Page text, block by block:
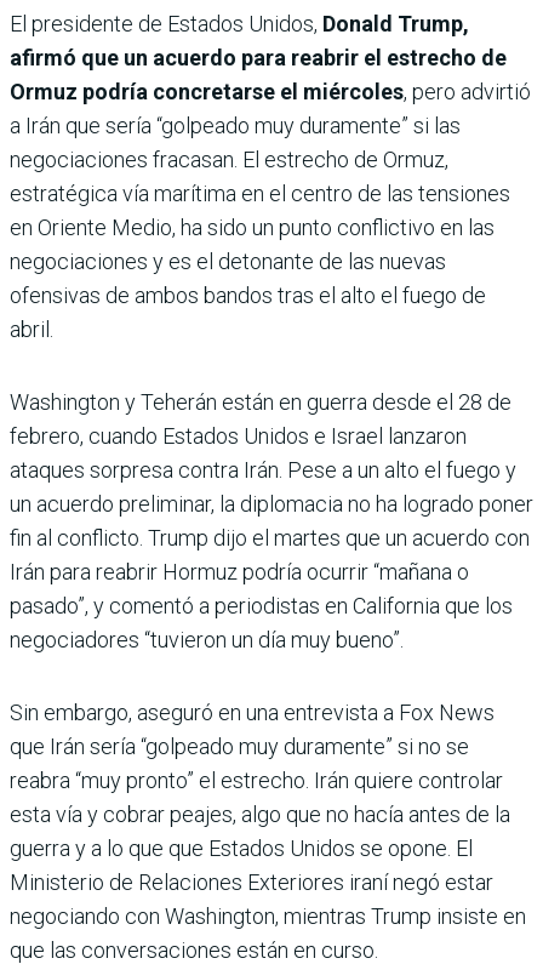
El presidente de Estados Unidos, Donald Trump,
afirmó que un acuerdo para reabrir el estrecho de
Ormuz podría concretarse el miércoles, pero advirtió
a Irán que sería “golpeado muy duramente” si las
negociaciones fracasan. El estrecho de Ormuz,
estratégica vía marítima en el centro de las tensiones
en Oriente Medio, ha sido un punto conflictivo en las
negociaciones y es el detonante de las nuevas
ofensivas de ambos bandos tras el alto el fuego de
abril.
Washington y Teherán están en guerra desde el 28 de
febrero, cuando Estados Unidos e Israel lanzaron
ataques sorpresa contra Irán. Pese a un alto el fuego y
un acuerdo preliminar, la diplomacia no ha logrado poner
fin al conflicto. Trump dijo el martes que un acuerdo con
Irán para reabrir Hormuz podría ocurrir “mañana o
pasado”, y comentó a periodistas en California que los
negociadores “tuvieron un día muy bueno”.
Sin embargo, aseguró en una entrevista a Fox News
que Irán sería “golpeado muy duramente” si no se
reabra “muy pronto” el estrecho. Irán quiere controlar
esta vía y cobrar peajes, algo que no hacía antes de la
guerra y a lo que que Estados Unidos se opone. El
Ministerio de Relaciones Exteriores iraní negó estar
negociando con Washington, mientras Trump insiste en
que las conversaciones están en curso.